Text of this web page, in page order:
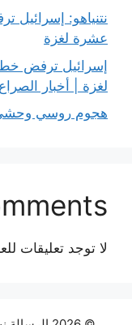
نتنياهو:
عشرة لغزة
إسرائيل ترفض
لغزة | أخبار
هجوم روسي وحشي
لا توجد تعليقات